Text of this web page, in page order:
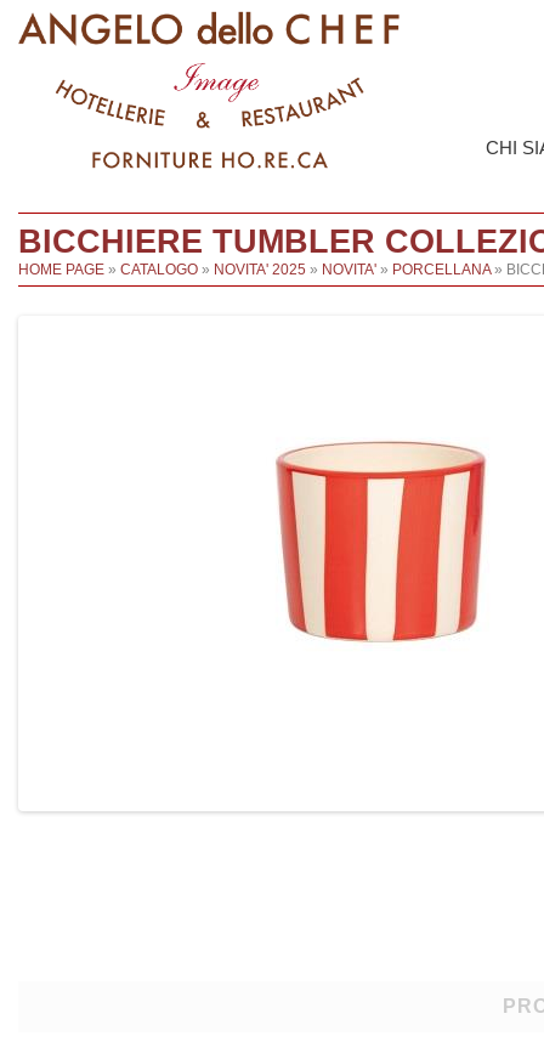
CHI
BICCHIERE TUMBLER
HOME PAGE » CATALOGO » NOVITA' 2025 » NOVITA' » PORCELLANA»